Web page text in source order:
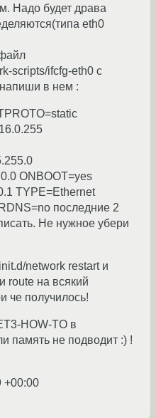
Надо будет драва
eth0
scripts/ifcfg-eth0 с
в нем :
ONBOOT=yes
TYPE=Ethernet
последние 2
Не нужное убери
network restart и
route на всякий
че получилось!
HOW-TO в
память не подводит :) !
+00:00